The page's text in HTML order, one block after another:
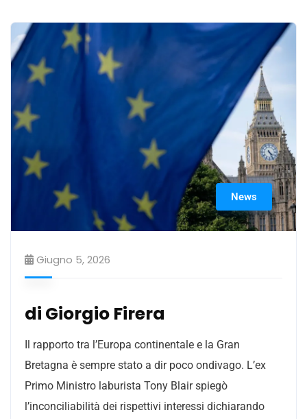
News
Giugno 5, 2026
di Giorgio Firera
Il rapporto tra l’Europa continentale e la Gran
Bretagna è sempre stato a dir poco ondivago. L’ex
Primo Ministro laburista Tony Blair spiegò
l’inconciliabilità dei rispettivi interessi dichiarando